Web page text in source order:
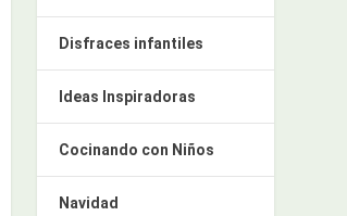
Disfraces infantiles
Ideas Inspiradoras
Cocinando con Niños
Navidad